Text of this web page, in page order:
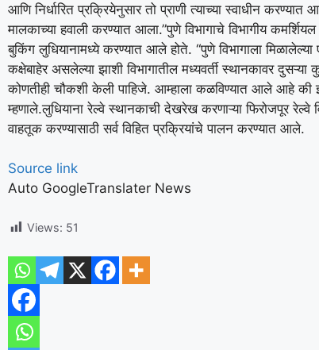
आणि निर्धारित प्रक्रियेनुसार तो प्राणी त्याच्या स्वाधीन करण्यात
मालकाच्या हवाली करण्यात आला.”पुणे विभागाचे विभागीय
बुकिंग लुधियानामध्ये करण्यात आले होते. “पुणे विभागाला
कक्षेबाहेर असलेल्या झाशी विभागातील मध्यवर्ती स्थानकावर दुसऱ्या
कोणतीही चौकशी केली पाहिजे. आम्हाला कळविण्यात आले आहे की
म्हणाले.लुधियाना रेल्वे स्थानकाची देखरेख करणाऱ्या फिरोजपूर रेल्वे
वाहतूक करण्यासाठी सर्व विहित प्रक्रियांचे पालन करण्यात आले.
Source link
Auto GoogleTranslater News
Views: 51